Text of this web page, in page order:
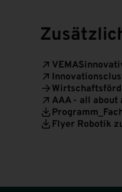
AAA - all about
Flyer Robotik